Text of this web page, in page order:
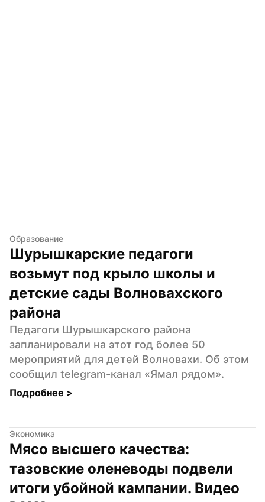
Образование
Шурышкарские педагоги
возьмут под крыло школы и
детские сады Волновахского
района
Педагоги Шурышкарского района
запланировали на этот год более 50
мероприятий для детей Волновахи. Об этом
сообщил telegram-канал «Ямал рядом».
Подробнее >
Экономика
Мясо высшего качества:
тазовские оленеводы подвели
итоги убойной кампании. Видео